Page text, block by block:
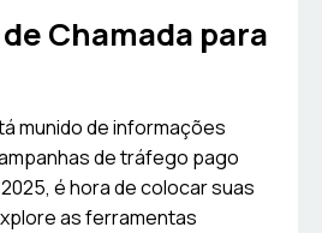
Chamada para
munido de informações
de tráfego pago
é hora de colocar suas
as ferramentas